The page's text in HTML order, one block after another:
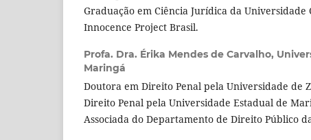
Graduação em Ciência Jurídica da Universidade
Innocence Project Brasil.
Profa. Dra. Érika Mendes de Carvalho,
Maringá
Doutora em Direito Penal pela Universidade de
Direito Penal pela Universidade Estadual de
Associada do Departamento de Direito Público